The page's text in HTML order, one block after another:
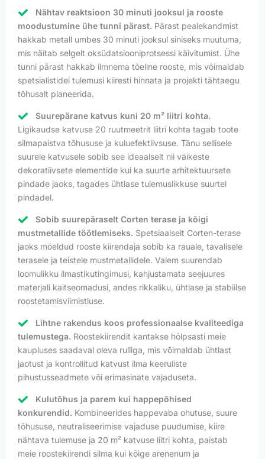
Nähtav reaktsioon 30 minuti jooksul ja rooste
moodustumine ühe tunni pärast. Pärast pealekandmist
hakkab metall umbes 30 minuti jooksul siniseks muutuma,
mis näitab selgelt oksüdatsiooniprotsessi käivitumist. Ühe
tunni pärast hakkab ilmnema tõeline rooste, mis võimaldab
spetsialistidel tulemusi kiiresti hinnata ja projekti tähtaegu
tõhusalt planeerida.
Suurepärane katvus kuni 20 m² liitri kohta.
Ligikaudse katvuse 20 ruutmeetrit liitri kohta tagab toote
silmapaistva tõhususe ja kuluefektiivsuse. Tänu sellisele
suurele katvusele sobib see ideaalselt nii väikeste
dekoratiivsete elementide kui ka suurte arhitektuursete
pindade jaoks, tagades ühtlase tulemuslikkuse suurtel
pindadel.
Sobib suurepäraselt Corten terase ja kõigi
mustmetallide töötlemiseks. Spetsiaalselt Corten-terase
jaoks mõeldud rooste kiirendaja sobib ka rauale, tavalisele
terasele ja teistele mustmetallidele. Valem suurendab
loomulikku ilmastikutingimusi, kahjustamata seejuures
materjali kaitseomadusi, andes rikkaliku, ühtlase ja stabiilse
roostetamisviimistluse.
Lihtne rakendus koos professionaalse kvaliteediga
tulemustega. Roostekiirendit kantakse hõlpsasti meie
kaupluses saadaval oleva rulliga, mis võimaldab ühtlast
jaotust ja kontrollitud katvust ilma keeruliste
pihustusseadmete või erimasinate vajaduseta.
Kulutõhus ja parem kui happepõhised
konkurendid. Kombineerides happevaba ohutuse, suure
tõhususe, neutraliseerimise vajaduse puudumise, kiire
nähtava tulemuse ja 20 m² katvuse liitri kohta, paistab
meie roostekiirendi silma kui kõige arenenum ja